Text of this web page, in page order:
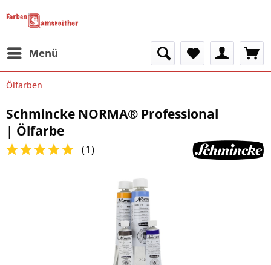
Menü
Ölfarben
Schmincke NORMA® Professional
| Ölfarbe
(1)